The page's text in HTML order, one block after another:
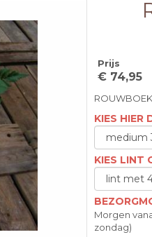
Prijs
€ 74,95
KIES HIER
KIES LINT
Morgen
zondag)